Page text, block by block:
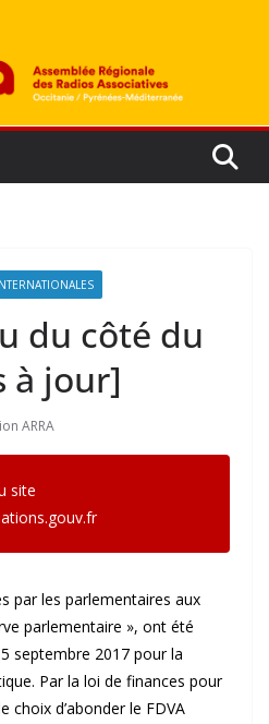
du côté du
à jour]
ARRA
site
par les parlementaires aux
parlementaire », ont été
septembre 2017 pour la
Par la loi de finances pour
choix d’abonder le FDVA